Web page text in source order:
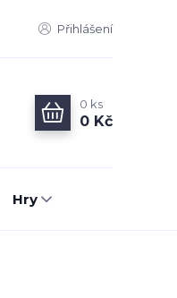
Přihlášení
0 ks
0 Kč
Hry